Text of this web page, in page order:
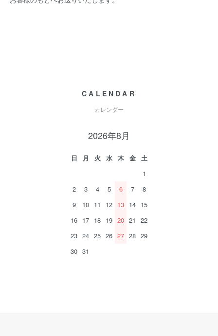
CALENDAR
カレンダー
2026年8月
日 月 火 水 木 金
土
1
2
3 4 5 6 7
8
9
10 11 12 13 14 15
16 17 18 19 20 21
22
23 24 25 26 27 28 29
30 31